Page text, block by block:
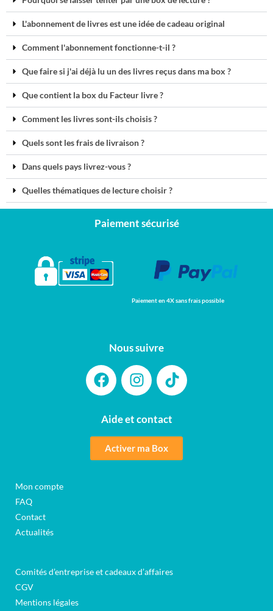
L'abonnement de livres est une idée de cadeau original
Comment l'abonnement fonctionne-t-il ?
Que faire si j'ai déjà lu un des livres reçus dans ma box ?
Que contient la box du Facteur livre ?
Comment les livres sont-ils choisis ?
Quels sont les frais de livraison ?
Dans quels pays livrez-vous ?
Quelles thématiques de lecture choisir ?
Paiement sécurisé
Paiement en 4X sans frais possible
Nous suivre
Aide et contact
Activer ma Box
Mon compte
FAQ
Contact
Actualités
Comités d’entreprise et cadeaux d’affaires
CGV
Mentions légales